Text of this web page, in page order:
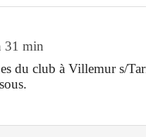
31 min
du club à Villemur s/